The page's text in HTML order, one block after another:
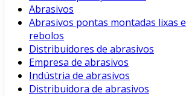
Abrasivos
Abrasivos pontas montadas lixas e
rebolos
Distribuidores de abrasivos
Empresa de abrasivos
Indústria de abrasivos
Distribuidora de abrasivos